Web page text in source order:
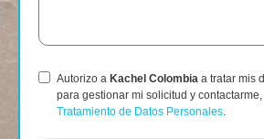
Autorizo a Kachel Colombia a tratar mis
para gestionar mi solicitud y
Tratamiento de Datos Personales